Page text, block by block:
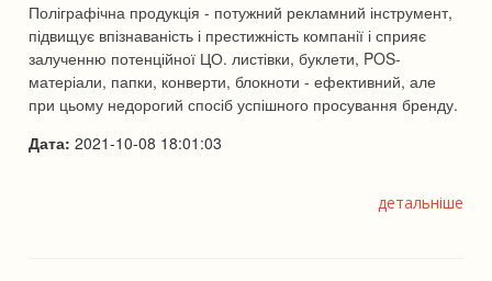
Поліграфічна продукція - потужний рекламний інструмент,
підвищує впізнаваність і престижність компанії і сприяє
залученню потенційної ЦО. листівки, буклети, POS-
матеріали, папки, конверти, блокноти - ефективний, але
при цьому недорогий спосіб успішного просування бренду.
Дата: 2021-10-08 18:01:03
детальніше